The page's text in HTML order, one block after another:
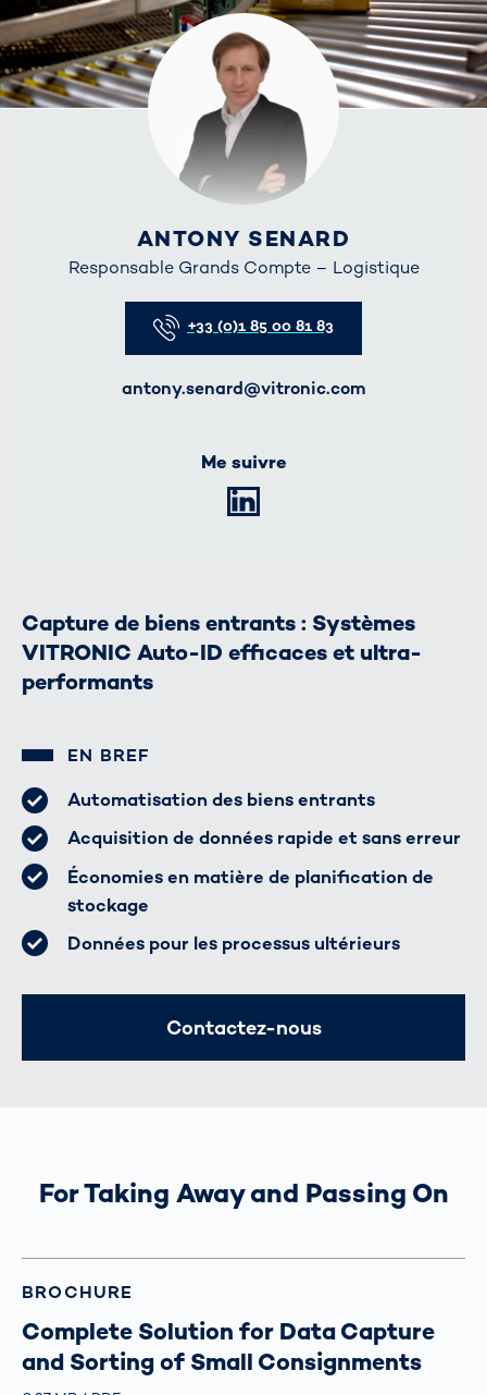
ANTONY SENARD
Responsable Grands Compte – Logistique
+33 (0)1 85 00 81 83
antony.senard@vitronic.com
Me suivre
Capture de biens entrants : Systèmes
VITRONIC Auto-ID efficaces et ultra-
performants
EN BREF
Automatisation des biens entrants
Acquisition de données rapide et sans erreur
Économies en matière de planification de
stockage
Données pour les processus ultérieurs
Contactez-nous
For Taking Away and Passing On
BROCHURE
Complete Solution for Data Capture
and Sorting of Small Consignments